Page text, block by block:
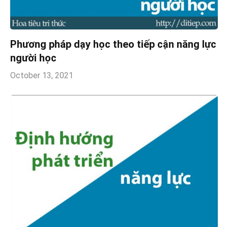
Phương pháp dạy học theo tiếp cận năng lực
người học
October 13, 2021